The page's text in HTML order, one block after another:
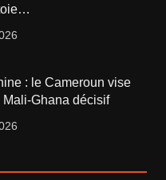
: le Cameroun vise
Mali-Ghana décisif